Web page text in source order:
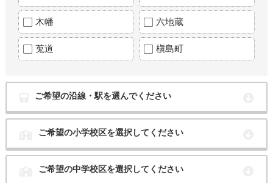
木幡 六地蔵
莵道 槇島町
ご希望の沿線・駅を選んでください
ご希望の小学校区を選択してください
ご希望の中学校区を選択してください